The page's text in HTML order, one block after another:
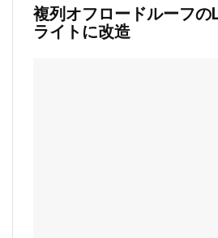
複列オフロードルーフの
ライトに改造